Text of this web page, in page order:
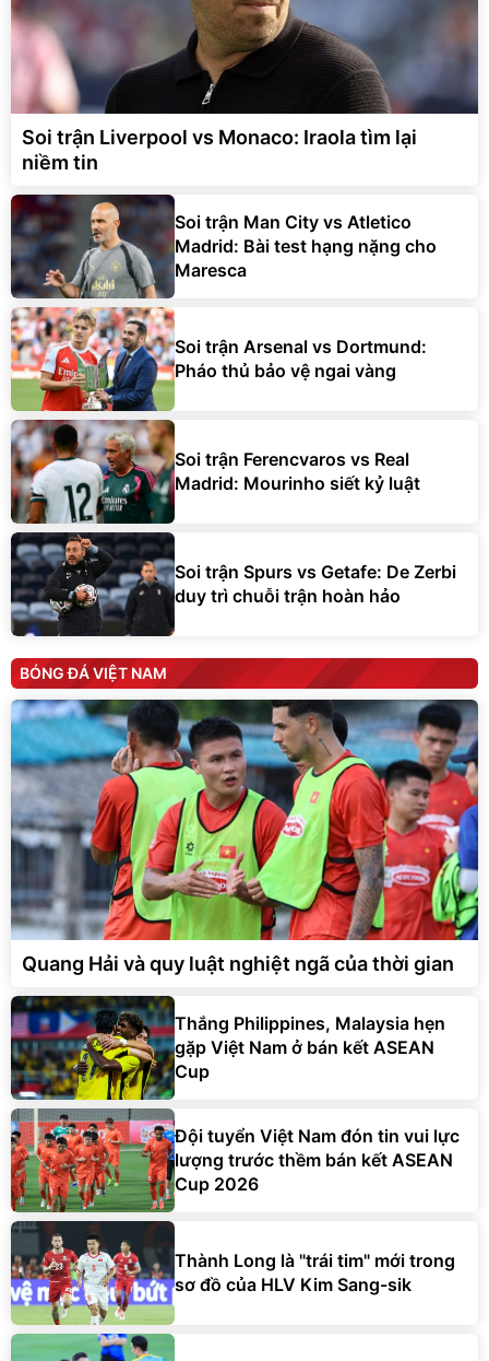
Soi trận Liverpool vs Monaco: Iraola tìm lại
niềm tin
Soi trận Man City vs Atletico
Madrid: Bài test hạng nặng cho
Maresca
Soi trận Arsenal vs Dortmund:
Pháo thủ bảo vệ ngai vàng
Soi trận Ferencvaros vs Real
Madrid: Mourinho siết kỷ luật
Soi trận Spurs vs Getafe: De Zerbi
duy trì chuỗi trận hoàn hảo
BÓNG ĐÁ VIỆT NAM
Quang Hải và quy luật nghiệt ngã của thời gian
Thắng Philippines, Malaysia hẹn
gặp Việt Nam ở bán kết ASEAN
Cup
Đội tuyển Việt Nam đón tin vui lực
lượng trước thềm bán kết ASEAN
Cup 2026
Thành Long là "trái tim" mới trong
sơ đồ của HLV Kim Sang-sik